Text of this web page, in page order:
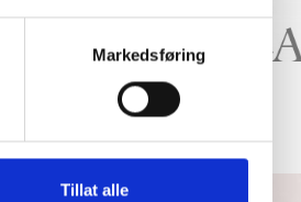
Markedsføring
Tillat alle